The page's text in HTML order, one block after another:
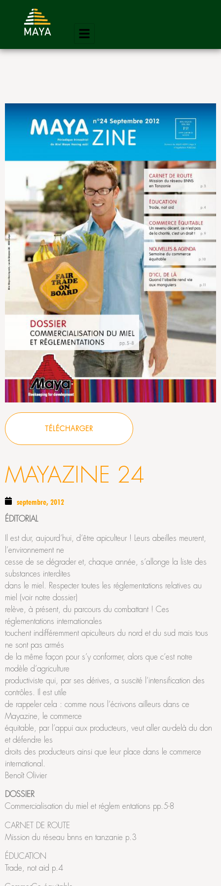
TÉLÉCHARGER
MAYAZINE 24
septembre, 2012
ÉDITORIAL
Il est dur, aujourd’hui, d’être apiculteur ! Leurs abeilles meurent,
l’environnement ne
cesse de se dégrader et, chaque année, s’allonge la liste des
substances interdites
dans le miel. Respecter toutes les réglementations relatives au
miel (voir notre dossier)
relève, à présent, du parcours du combattant ! Ces
réglementations internationales
touchent indifféremment apiculteurs du nord et du sud mais tous
ne sont pas armés
de la même façon pour s’y conformer, alors que c’est notre
modèle d’agriculture
productiviste qui, par ses dérives, a suscité l’intensification des
contrôles. Il est utile
de rappeler cela : comme nous l’écrivons ailleurs dans ce
Mayazine, le commerce
équitable, par l’appui aux producteurs, veut aller au-delà du don
et défendre les
droits des producteurs ainsi que leur place dans le commerce
international.
Benoît Olivier
DOSSIER
Commercialisation du miel et réglem entations pp.5-8
CARNET DE ROUTE
Mission du réseau bnns en tanzanie p.3
ÉDUCATION
Trade, not aid p.4